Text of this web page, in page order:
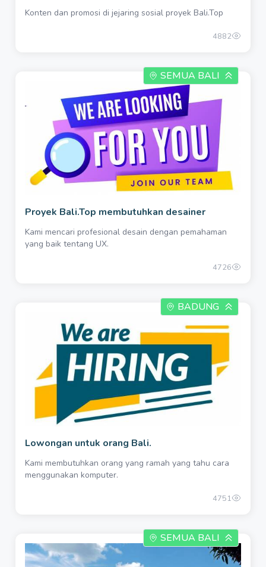
Konten dan promosi di jejaring sosial proyek Bali.Top
4882
SEMUA BALI
Proyek Bali.Top membutuhkan desainer
Kami mencari profesional desain dengan pemahaman
yang baik tentang UX.
4726
BADUNG
Lowongan untuk orang Bali.
Kami membutuhkan orang yang ramah yang tahu cara
menggunakan komputer.
4751
SEMUA BALI